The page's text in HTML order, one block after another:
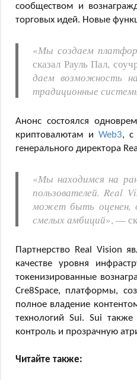
сообществом и
торговых идей. Новые
«Мы создаем
сказал Рауль Пал,
даем возможность
традиционные
Анонс состоялся
криптовалютам иWeb3, с
генерального директора
«Мы находимся на
пользователей. Real
может быть оценен,
смелых амбиций», —
Партнерство Real Vision
качестве уровня
токенизированные
Cre8Space, платформы,
полное владение
технологий Sui. Sui
контроль и прозрачную
Читайте также: